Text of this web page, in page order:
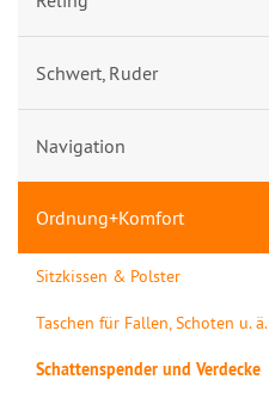
Schwert, Ruder
Navigation
Ordnung+Komfort
Sitzkissen & Polster
Taschen für Fallen, Schoten u. ä.
Schattenspender und Verdecke